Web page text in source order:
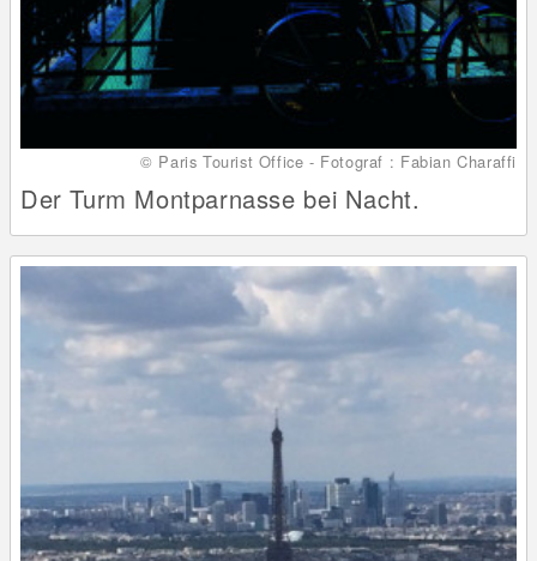
© Paris Tourist Office - Fotograf : Fabian Charaffi
Der Turm Montparnasse bei Nacht.